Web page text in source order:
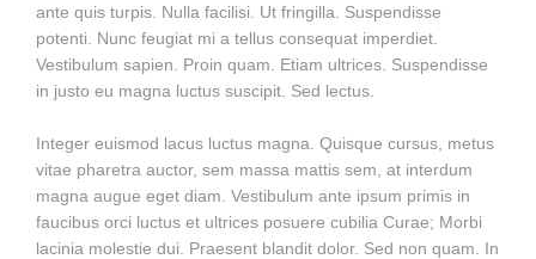
ante quis turpis. Nulla facilisi. Ut fringilla. Suspendisse
potenti. Nunc feugiat mi a tellus consequat imperdiet.
Vestibulum sapien. Proin quam. Etiam ultrices. Suspendisse
in justo eu magna luctus suscipit. Sed lectus.
Integer euismod lacus luctus magna. Quisque cursus, metus
vitae pharetra auctor, sem massa mattis sem, at interdum
magna augue eget diam. Vestibulum ante ipsum primis in
faucibus orci luctus et ultrices posuere cubilia Curae; Morbi
lacinia molestie dui. Praesent blandit dolor. Sed non quam. In